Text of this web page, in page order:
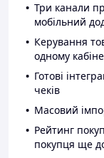
Три канали
мобільний
Керування
одному
Готові
чеків
Масовий
Рейтинг
покупця ще